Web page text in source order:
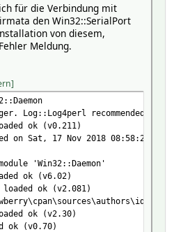
für die Verbindung mit
den Win32::SerialPort
von diesem,
Meldung.
Log::Log4perl recommended for
ok (v0.211)
on Sat, 17 Nov 2018 08:58:29 GMT
'Win32::Daemon'
ok (v6.02)
loaded ok (v2.081)
ok (v2.30)
ok (v0.70)